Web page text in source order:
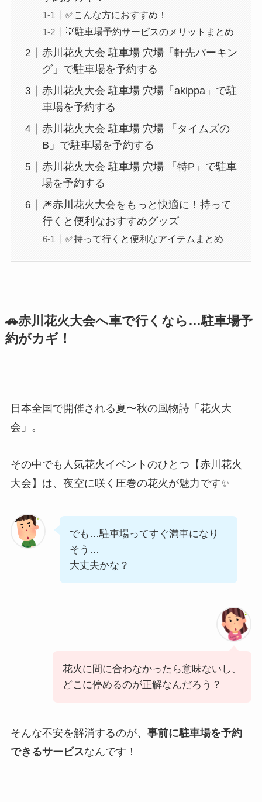
✅こんな方におすすめ！
💡駐車場予約サービスのメリットまとめ
赤川花火大会 駐車場 穴場「軒先パーキン
グ」で駐車場を予約する
赤川花火大会 駐車場 穴場「akippa」で駐
車場を予約する
赤川花火大会 駐車場 穴場 「タイムズの
B」で駐車場を予約する
赤川花火大会 駐車場 穴場 「特P」で駐車
場を予約する
🎆赤川花火大会をもっと快適に！持って
行くと便利なおすすめグッズ
✅持って行くと便利なアイテムまとめ
🚗赤川花火大会へ車で行くなら…駐車場予
約がカギ！
日本全国で開催される夏〜秋の風物詩「花火大
会」。
その中でも人気花火イベントのひとつ【赤川花火
大会】は、夜空に咲く圧巻の花火が魅力です✨
でも…駐車場ってすぐ満車になり
そう…
大丈夫かな？
花火に間に合わなかったら意味ないし、
どこに停めるのが正解なんだろう？
そんな不安を解消するのが、 事前に駐車場を予約
できるサービスなんです！